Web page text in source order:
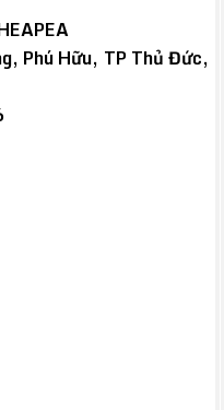
Phú Hữu, TP Thủ Đức,